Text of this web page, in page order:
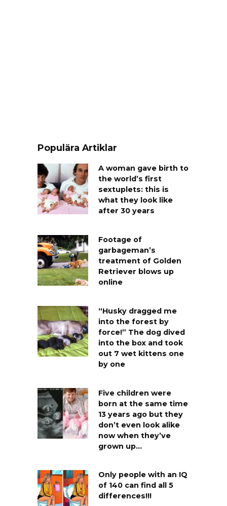
Populära Artiklar
A woman gave birth to
the world’s first
sextuplets: this is
what they look like
after 30 years
Footage of
garbageman’s
treatment of Golden
Retriever blows up
online
“Husky dragged me
into the forest by
force!” The dog dived
into the box and took
out 7 wet kittens one
by one
Five children were
born at the same time
13 years ago but they
don’t even look alike
now when they’ve
grown up…
Only people with an IQ
of 140 can find all 5
differences!!!